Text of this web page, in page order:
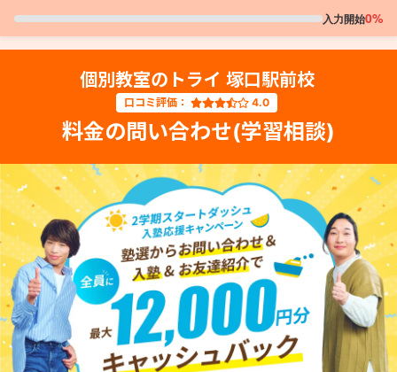
入力開始0%
個別教室のトライ 塚口駅前校
口コミ評価： 4.0
料金の問い合わせ(学習相談)